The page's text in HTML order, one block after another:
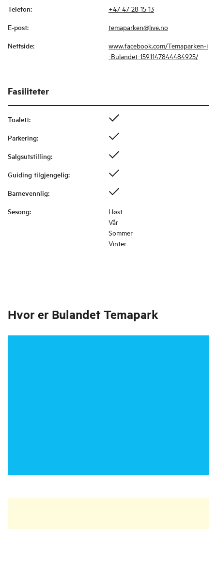
Telefon: +47 47 28 15 13
E-post: temaparken@live.no
Nettside:
www.facebook.com/Temaparken-i
-Bulandet-1591147844484925/
Fasiliteter
Toalett:
Parkering:
Salgsutstilling:
Guiding tilgjengelig:
Barnevennlig:
Sesong:
Høst
Vår
Sommer
Vinter
Hvor er Bulandet Temapark